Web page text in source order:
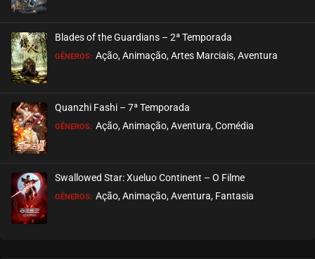
ASSISTIDO
ASSISTIDO
Blades of the Guardians – 2ª Temporada
GÊNEROS: Ação, Animação, Artes Marciais, Aventura
Quanzhi Fashi – 7ª Temporada
GÊNEROS: Ação, Animação, Aventura, Comédia
Swallowed Star: Xueluo Continent – O Filme
GÊNEROS: Ação, Animação, Aventura, Fantasia